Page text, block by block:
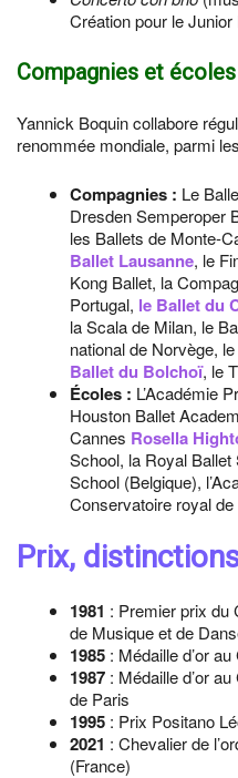
Création pour le
Compagnies et
Yannick Boquin collabore
renommée mondiale, parmi
Compagnies : Le
Dresden Semperoper
les Ballets de Monte-
Ballet Lausanne, le
Kong Ballet, la
Portugal, le Ballet du
la Scala de Milan, le
national de Norvège, le
Ballet du Bolchoï, le
Écoles : L’Académie
Houston Ballet
Cannes Rosella
School, la Royal
School (Belgique),
Conservatoire royal
Prix,
1981 : Premier prix du
de Musique et de
1985 : Médaille d’or
1987 : Médaille d’or
de Paris
1995 : Prix Positano
2021 : Chevalier de
(France)